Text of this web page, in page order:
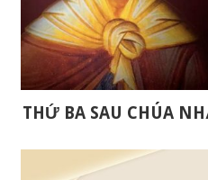
THỨ BA SAU CHÚA